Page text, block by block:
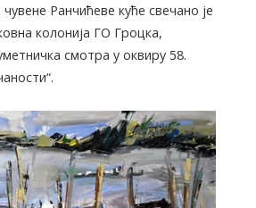
Ранчићеве куће свечано је
колонија ГО Гроцка,
смотра у оквиру 58.